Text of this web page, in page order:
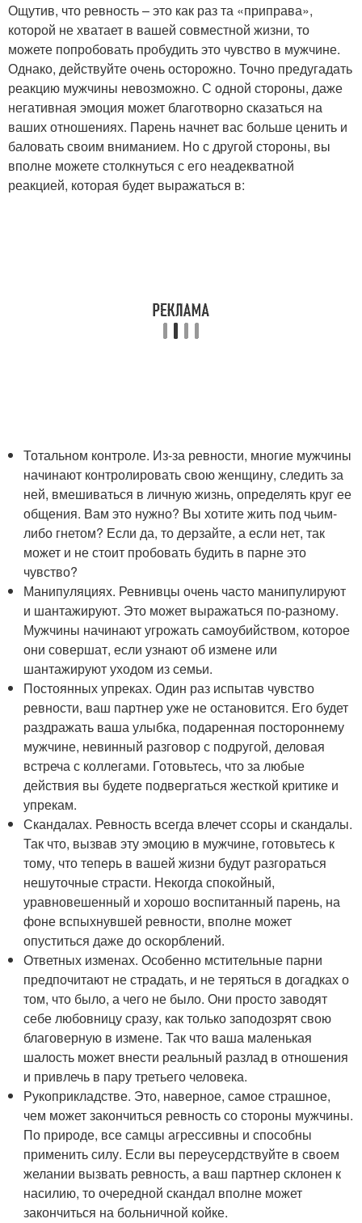
Ощутив, что ревность – это как раз та «приправа»,
которой не хватает в вашей совместной жизни, то
можете попробовать пробудить это чувство в мужчине.
Однако, действуйте очень осторожно. Точно предугадать
реакцию мужчины невозможно. С одной стороны, даже
негативная эмоция может благотворно сказаться на
ваших отношениях. Парень начнет вас больше ценить и
баловать своим вниманием. Но с другой стороны, вы
вполне можете столкнуться с его неадекватной
реакцией, которая будет выражаться в:
Тотальном контроле. Из-за ревности, многие мужчины
начинают контролировать свою женщину, следить за
ней, вмешиваться в личную жизнь, определять круг ее
общения. Вам это нужно? Вы хотите жить под чьим-
либо гнетом? Если да, то дерзайте, а если нет, так
может и не стоит пробовать будить в парне это
чувство?
Манипуляциях. Ревнивцы очень часто манипулируют
и шантажируют. Это может выражаться по-разному.
Мужчины начинают угрожать самоубийством, которое
они совершат, если узнают об измене или
шантажируют уходом из семьи.
Постоянных упреках. Один раз испытав чувство
ревности, ваш партнер уже не остановится. Его будет
раздражать ваша улыбка, подаренная постороннему
мужчине, невинный разговор с подругой, деловая
встреча с коллегами. Готовьтесь, что за любые
действия вы будете подвергаться жесткой критике и
упрекам.
Скандалах. Ревность всегда влечет ссоры и скандалы.
Так что, вызвав эту эмоцию в мужчине, готовьтесь к
тому, что теперь в вашей жизни будут разгораться
нешуточные страсти. Некогда спокойный,
уравновешенный и хорошо воспитанный парень, на
фоне вспыхнувшей ревности, вполне может
опуститься даже до оскорблений.
Ответных изменах. Особенно мстительные парни
предпочитают не страдать, и не теряться в догадках о
том, что было, а чего не было. Они просто заводят
себе любовницу сразу, как только заподозрят свою
благоверную в измене. Так что ваша маленькая
шалость может внести реальный разлад в отношения
и привлечь в пару третьего человека.
Рукоприкладстве. Это, наверное, самое страшное,
чем может закончиться ревность со стороны мужчины.
По природе, все самцы агрессивны и способны
применить силу. Если вы переусердствуйте в своем
желании вызвать ревность, а ваш партнер склонен к
насилию, то очередной скандал вполне может
закончиться на больничной койке.